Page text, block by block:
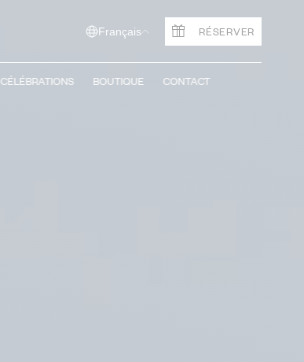
Français RÉSERVER
CÉLÉBRATIONS BOUTIQUE CONTACT